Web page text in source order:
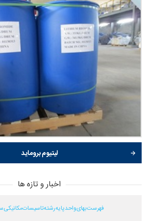
لیتیوم بروماید
اخبار و تازه ها
فهرست بهای واحد پایه رشته تاسیسات مکانیکی سال